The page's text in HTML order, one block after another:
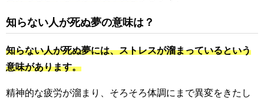
知らない人が死ぬ夢の意味は？
知らない人が死ぬ夢には、ストレスが溜まっているという
意味があります。
精神的な疲労が溜まり、そろそろ体調にまで異変をきたし